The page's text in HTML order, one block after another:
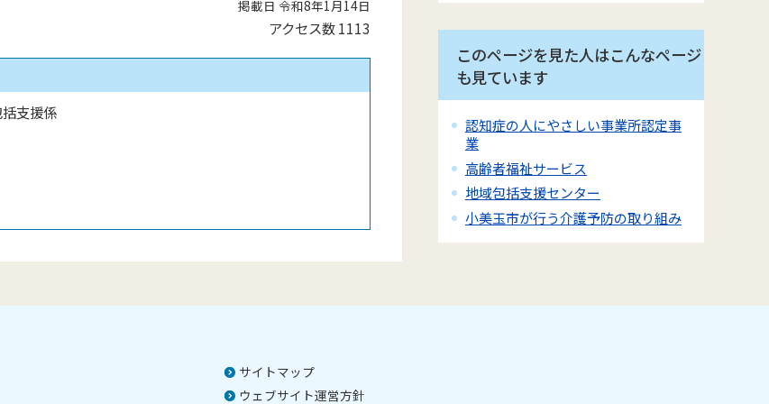
掲載日 令和8年1月14日
アクセス数1113
支援係
このページを見た人はこんなページ
も見ています
認知症の人にやさしい事業所認定事
業
高齢者福祉サービス
地域包括支援センター
小美玉市が行う介護予防の取り組み
サイトマップ
ウェブサイト運営方針